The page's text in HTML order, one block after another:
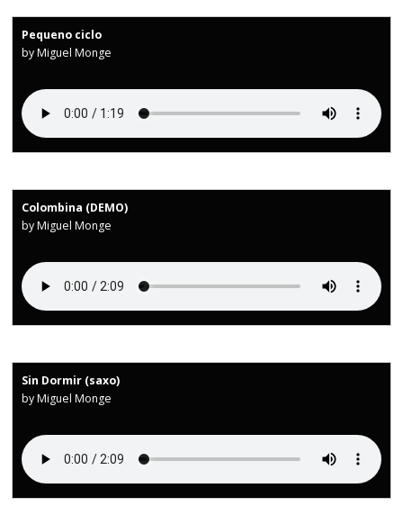
Pequeno ciclo
by Miguel Monge
Colombina (DEMO)
by Miguel Monge
Sin Dormir (saxo)
by Miguel Monge